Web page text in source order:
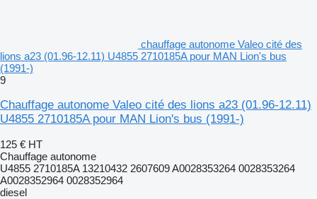
chauffage autonome Valeo cité des
lions a23 (01.96-12.11) U4855 2710185A pour MAN Lion's bus
(1991-)
9
Chauffage autonome Valeo cité des lions a23 (01.96-12.11)
U4855 2710185A pour MAN Lion's bus (1991-)
125 € HT
Chauffage autonome
U4855 2710185A 13210432 2607609 A0028353264 0028353264
A0028352964 0028352964
diesel